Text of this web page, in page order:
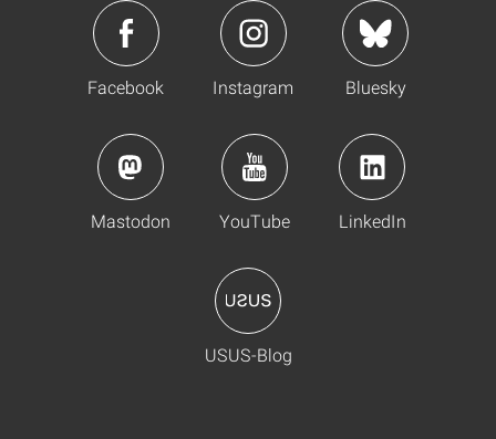
Facebook Instagram Bluesky
Mastodon YouTube LinkedIn
USUS-Blog